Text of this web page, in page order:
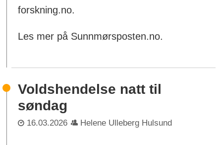
forskning.no.
Les mer på Sunnmørsposten.no.
Voldshendelse natt til
søndag
16.03.2026 Helene Ulleberg Hulsund